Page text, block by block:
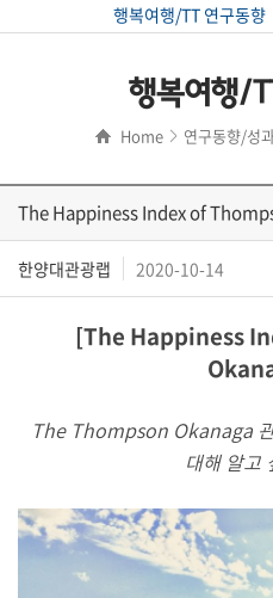
행복여행/TT 연구동향
행복여행/
Home 연구동향/성
The Happiness Index of
한양대관광랩 2020-10-14
[The Happiness
​The Thompson Okanaga
대해 알고